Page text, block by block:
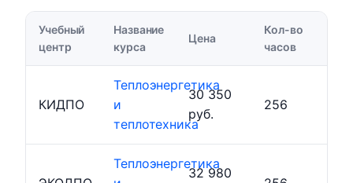
Учебный
центр
Название
курса
Цена
Кол-во
часов
КИДПО
Теплоэнергетика
и
теплотехника
30 350
руб.
256
Теплоэнергетика
32 980